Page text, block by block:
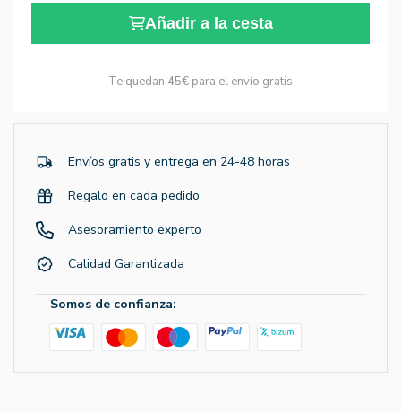
Añadir a la cesta
Te quedan 45€ para el envío gratis
Envíos gratis y entrega en 24-48 horas
Regalo en cada pedido
Asesoramiento experto
Calidad Garantizada
Somos de confianza: